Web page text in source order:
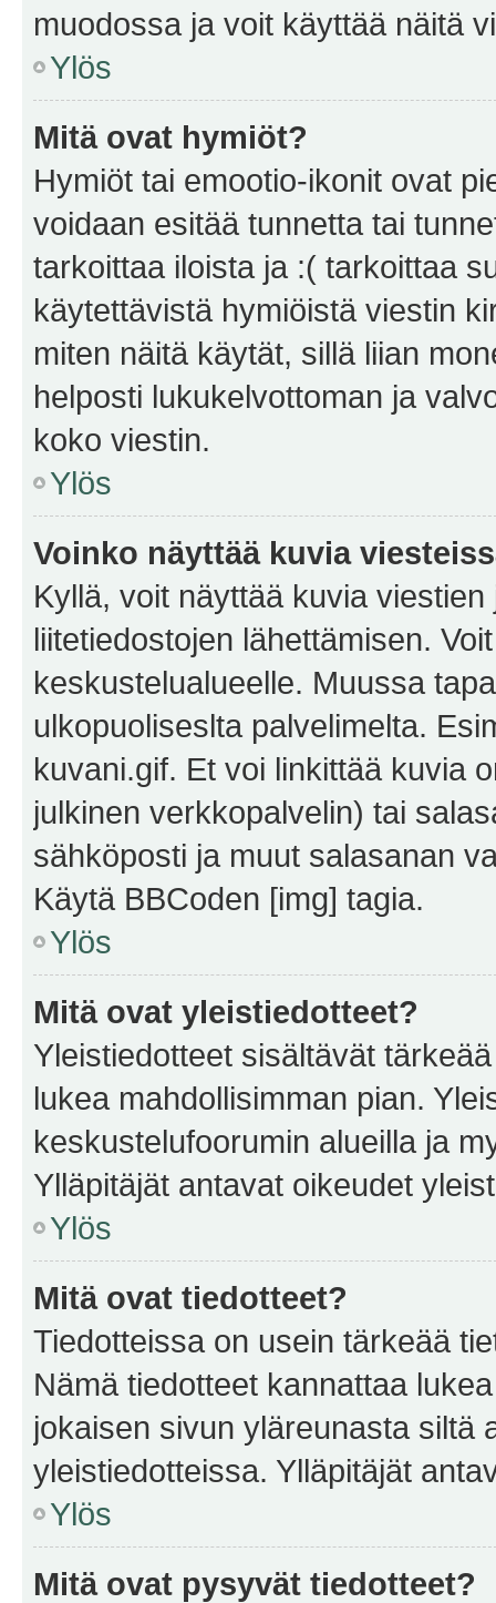
muodossa ja voit käyttää näitä
Ylös
Mitä ovat hymiöt?
Hymiöt tai emootio-ikonit ovat
voidaan esitää tunnetta tai
tarkoittaa iloista ja :( tarkoittaa
käytettävistä hymiöistä viestin
miten näitä käytät, sillä liian
helposti lukukelvottoman ja
koko viestin.
Ylös
Voinko näyttää kuvia
Kyllä, voit näyttää kuvia
liitetiedostojen lähettämisen.
keskustelualueelle. Muussa
ulkopuoliseslta palvelimelta.
kuvani.gif. Et voi linkittää kuvia
julkinen verkkopalvelin) tai
sähköposti ja muut salasanan
Käytä BBCoden [img] tagia.
Ylös
Mitä ovat yleistiedotteet?
Yleistiedotteet sisältävät
lukea mahdollisimman pian.
keskustelufoorumin alueilla ja
Ylläpitäjät antavat oikeudet
Ylös
Mitä ovat tiedotteet?
Tiedotteissa on usein tärkeää
Nämä tiedotteet kannattaa
jokaisen sivun yläreunasta siltä
yleistiedotteissa. Ylläpitäjät
Ylös
Mitä ovat pysyvät tiedotteet?